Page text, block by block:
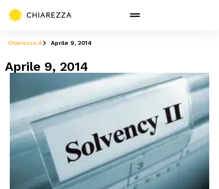
Chiarezza.it Aprile 9, 2014
Aprile 9, 2014